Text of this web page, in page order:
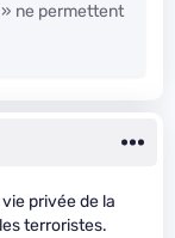
ne permettent
privée de la
terroristes.